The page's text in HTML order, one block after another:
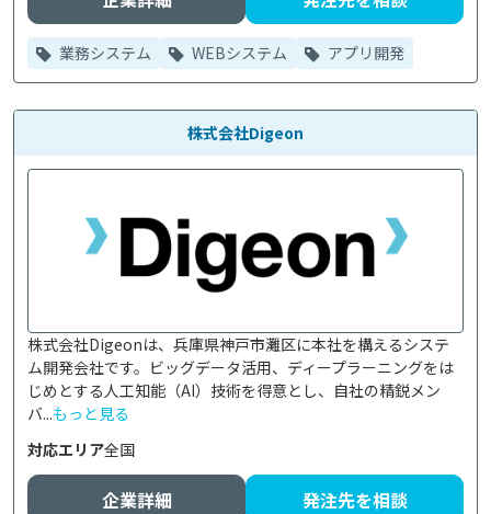
業務システム WEBシステム アプリ開発
株式会社Digeon
株式会社Digeonは、兵庫県神戸市灘区に本社を構えるシステ
ム開発会社です。ビッグデータ活用、ディープラーニングをは
じめとする人工知能（AI）技術を得意とし、自社の精鋭メン
バ...もっと見る
対応エリア全国
企業詳細 発注先を相談